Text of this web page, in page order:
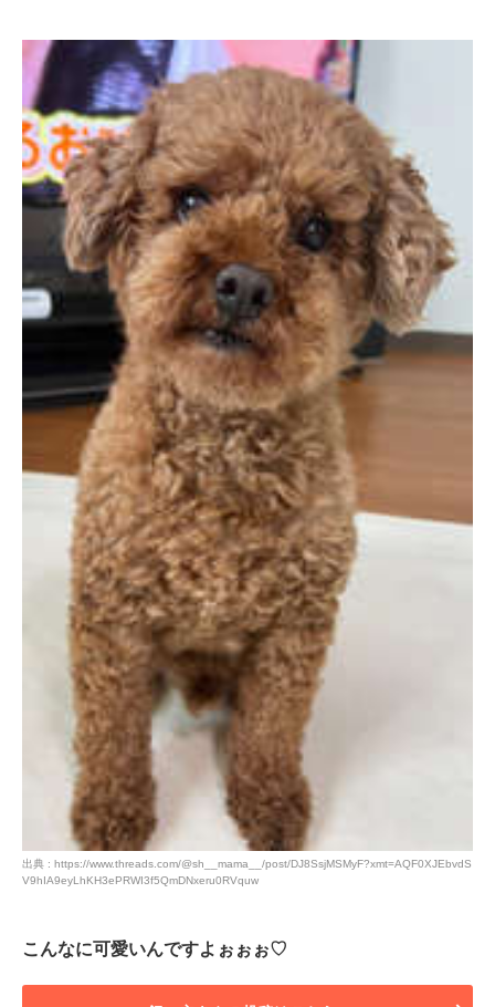
出典 : https://www.threads.com/@sh__mama__/post/DJ8SsjMSMyF?xmt=AQF0XJEbvdS
V9hIA9eyLhKH3ePRWI3f5QmDNxeru0RVquw
こんなに可愛いんですよぉぉぉ♡
いぬ部をフォロー
ねこ部をフォロー
アプリをダウンロードする